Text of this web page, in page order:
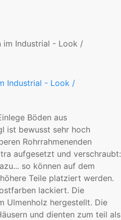
Industrial - Look /
Böden aus
ist bewusst sehr hoch
Rohrrahmenenden
aufgesetzt und verschraubt:
so können auf dem
Teile platziert werden.
lackiert. Die
Ulmenholz hergestellt. Die
und dienten zum teil als